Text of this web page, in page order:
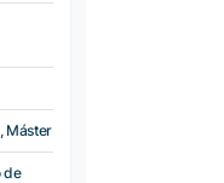
Máster
de